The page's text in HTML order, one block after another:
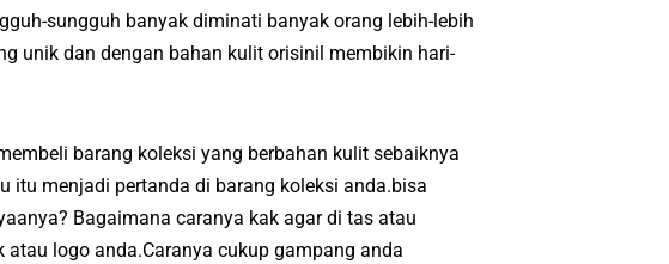
sungguh banyak diminati banyak orang lebih-lebih
unik dan dengan bahan kulit orisinil membikin hari-
barang koleksi yang berbahan kulit sebaiknya
itu menjadi pertanda di barang koleksi anda.bisa
Bagaimana caranya kak agar di tas atau
logo anda.Caranya cukup gampang anda